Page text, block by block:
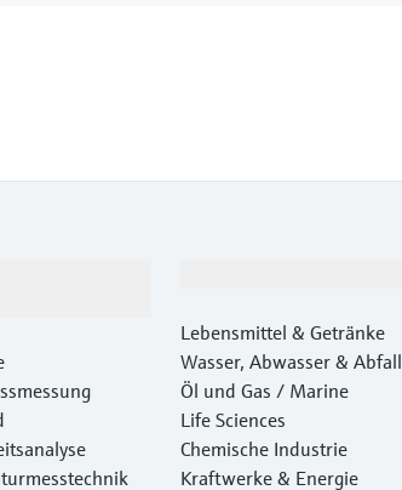
Lebensmittel & Getränke
Wasser, Abwasser & Abfall
Öl und Gas / Marine
Life Sciences
Chemische Industrie
Kraftwerke & Energie